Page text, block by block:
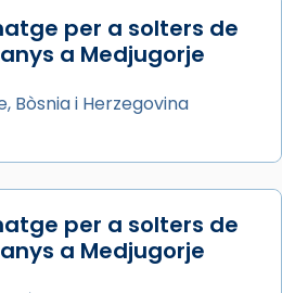
el cardenal Joan
la missa i l’ha
auxiliar de Barcelona,
Barcelona
per a solters de
a Medjugorje
Bòsnia i Herzegovina
per a solters de
a Medjugorje